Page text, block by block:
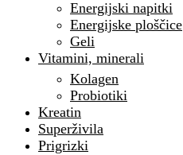
Energijski napitki
Energijske ploščice
Geli
Vitamini, minerali
Kolagen
Probiotiki
Kreatin
Superživila
Prigrizki